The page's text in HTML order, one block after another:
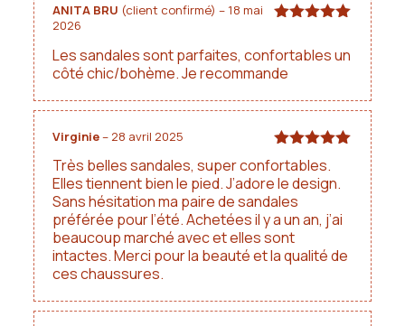
5
ANITA BRU (client confirmé) –18 mai
2026
Les sandales sont parfaites, confortables un
côté chic/bohème. Je recommande
Note
5
Virginie– 28 avril 2025
Très belles sandales, super confortables.
Elles tiennent bien le pied. J’adore le design.
Sans hésitation ma paire de sandales
préférée pour l’été. Achetées il y a un an, j’ai
beaucoup marché avec et elles sont
intactes. Merci pour la beauté et la qualité de
ces chaussures.